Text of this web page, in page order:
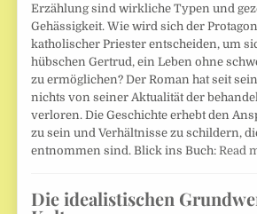
Erzählung sind wirkliche Typen und
Gehässigkeit. Wie wird sich der
katholischer Priester entscheiden, um
hübschen Gertrud, ein Leben ohne
zu ermöglichen? Der Roman hat seit
nichts von seiner Aktualität der
verloren. Die Geschichte erhebt den
zu sein und Verhältnisse zu schildern,
entnommen sind. Blick ins Buch: Read
Die idealistischen